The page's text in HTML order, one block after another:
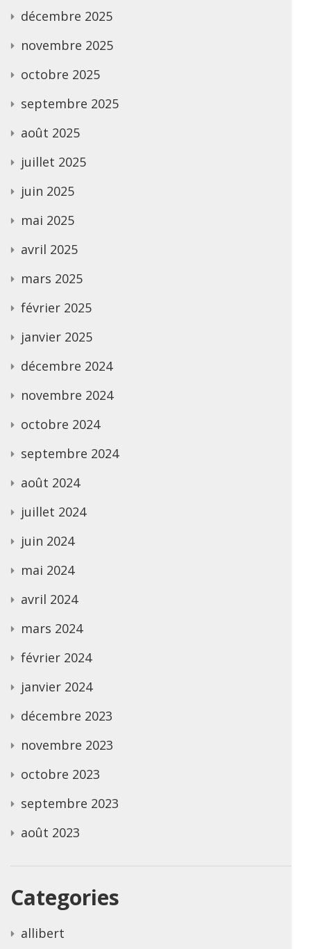
décembre 2025
novembre 2025
octobre 2025
septembre 2025
août 2025
juillet 2025
juin 2025
mai 2025
avril 2025
mars 2025
février 2025
janvier 2025
décembre 2024
novembre 2024
octobre 2024
septembre 2024
août 2024
juillet 2024
juin 2024
mai 2024
avril 2024
mars 2024
février 2024
janvier 2024
décembre 2023
novembre 2023
octobre 2023
septembre 2023
août 2023
Categories
allibert